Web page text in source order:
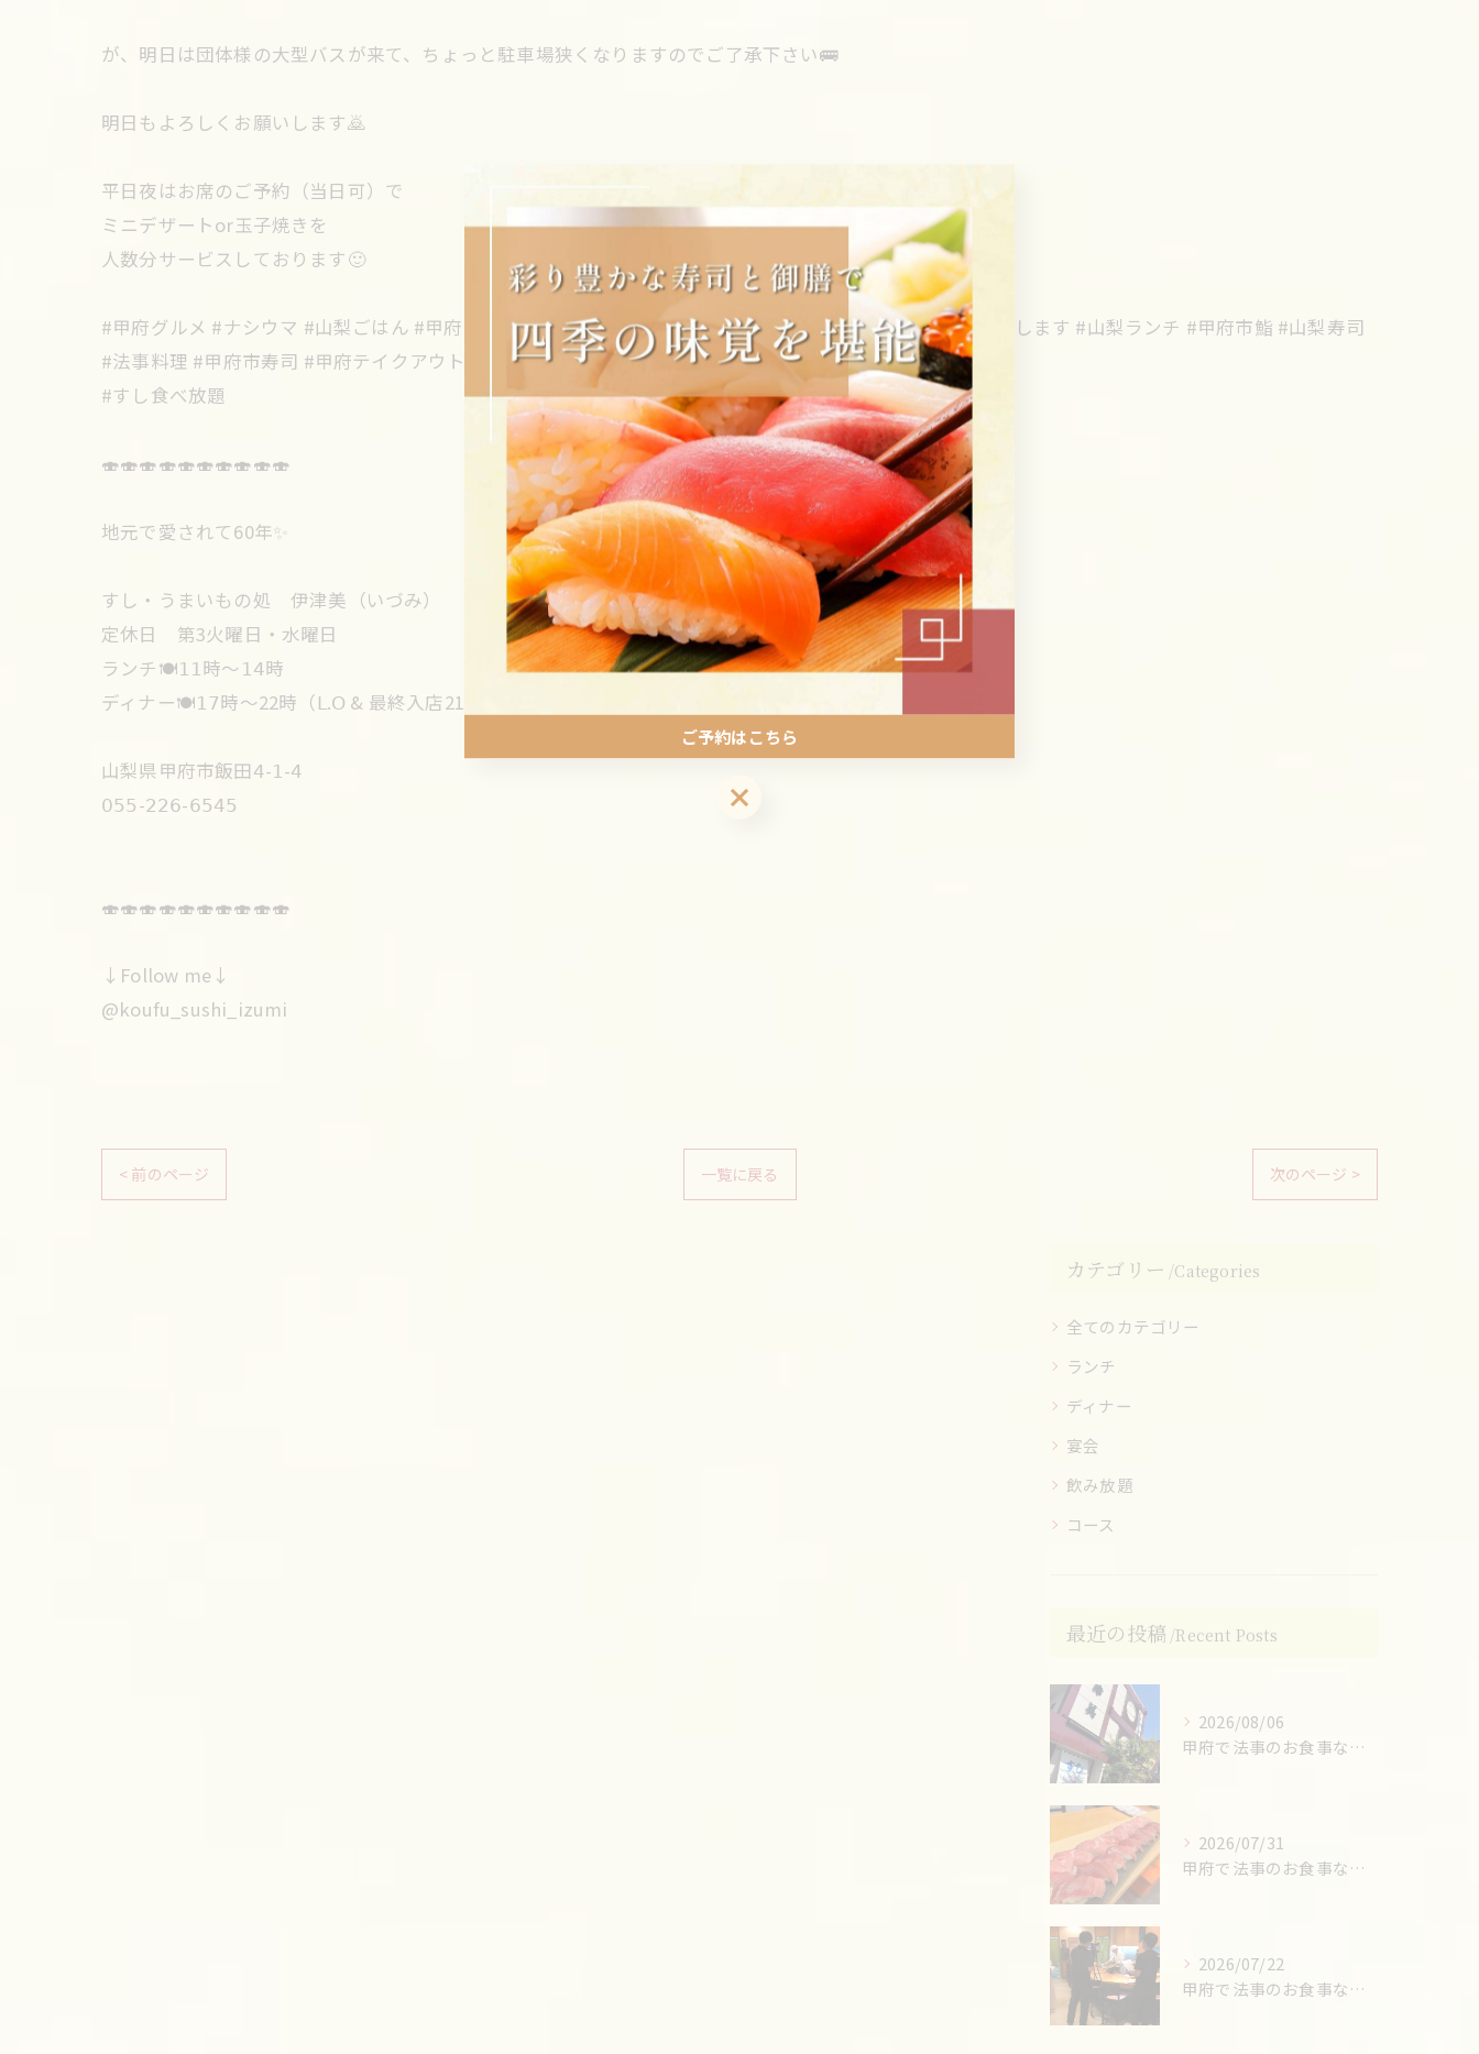
が、明日は団体様の大型バスが来て、ちょっと駐車場狭くなりますのでご了承下さい🚌
明日もよろしくお願いします🙇
平日夜はお席のご予約（当日可）で
ミニデザートor玉子焼きを
人数分サービスしております🙂
#甲府グルメ #ナシウマ #山梨ごはん #甲府ランチ #甲府ディナー #寿司ランチ #山梨グルメ #出前寿司 #出前します #山梨ランチ #甲府市鮨 #山梨寿司
#法事料理 #甲府市寿司 #甲府テイクアウト #忘年会 #新年会 #でか寿司
#すし食べ放題
🍣🍣🍣🍣🍣🍣🍣🍣🍣🍣
地元で愛されて60年✨
すし・うまいもの処 伊津美（いづみ）
定休日 第3火曜日・水曜日
ランチ🍽𝟣𝟣時〜𝟣𝟦時
ディナー🍽𝟣𝟩時〜22時（𝖫.𝖮 & 最終入店21時）
山梨県甲府市飯田𝟦-𝟣-𝟦
𝟢𝟧𝟧-𝟤𝟤𝟨-𝟨𝟧𝟦𝟧
🍣🍣🍣🍣🍣🍣🍣🍣🍣🍣
↓Follow me↓
@koufu_sushi_izumi
< 前のページ 一覧に戻る 次のページ >
カテゴリー Categories
全てのカテゴリー
ランチ
ディナー
宴会
飲み放題
コース
最近の投稿 Recent Posts
2026/08/06
甲府で法事のお食事ならお任せください！
2026/07/31
甲府で法事のお食事ならお任せください！
2026/07/22
甲府で法事のお食事ならお任せください！
ご予約はこちら
ご予約はこちら